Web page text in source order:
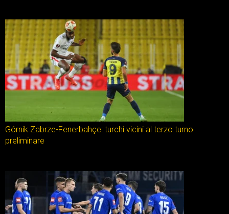
Górnik Zabrze-Fenerbahçe: turchi vicini al terzo turno
preliminare